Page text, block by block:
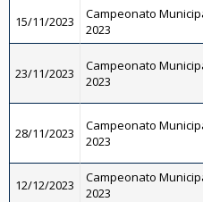
15/11/2023
Campeonato
2023
23/11/2023
Campeonato
2023
28/11/2023
Campeonato
2023
12/12/2023
Campeonato
2023